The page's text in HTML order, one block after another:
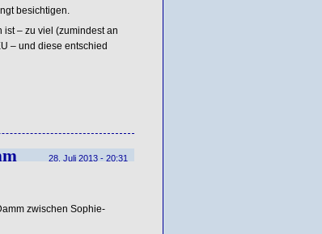
besichtigen.
ist – zu viel (zumindest an
– und diese entschied
28. Juli 2013 - 20:31
zwischen Sophie-